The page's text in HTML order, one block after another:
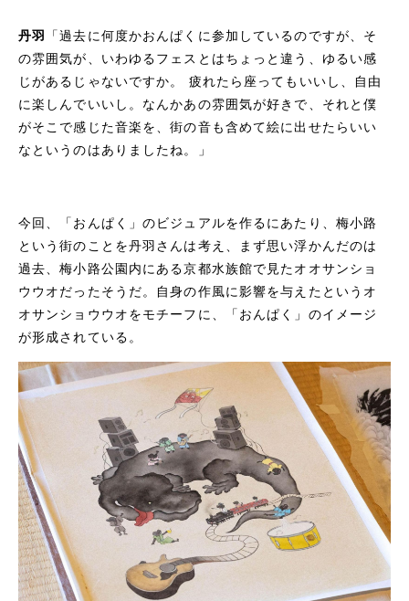
丹羽 「過去に何度かおんぱくに参加しているのですが、そ
の雰囲気が、いわゆるフェスとはちょっと違う、ゆるい感
じがあるじゃないですか。 疲れたら座ってもいいし、自由
に楽しんでいいし。なんかあの雰囲気が好きで、それと僕
がそこで感じた音楽を、街の音も含めて絵に出せたらいい
なというのはありましたね。」
今回、「おんぱく」のビジュアルを作るにあたり、梅小路
という街のことを丹羽さんは考え、まず思い浮かんだのは
過去、梅小路公園内にある京都水族館で見たオオサンショ
ウウオだったそうだ。自身の作風に影響を与えたというオ
オサンショウウオをモチーフに、「おんぱく」のイメージ
が形成されている。